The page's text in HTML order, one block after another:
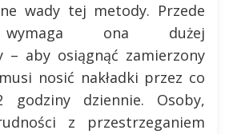
wady tej metody. Przede
wymaga ona dużej
– aby osiągnąć zamierzony
nosić nakładki przez co
godziny dziennie. Osoby,
z przestrzeganiem